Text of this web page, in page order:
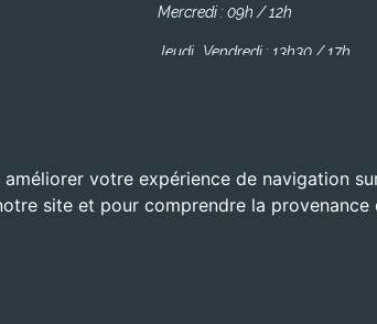
votre expérience de navigation
site et pour comprendre la provenance
Mercredi : 09h / 12h
Jeudi . Vendredi : 13h30 / 17h